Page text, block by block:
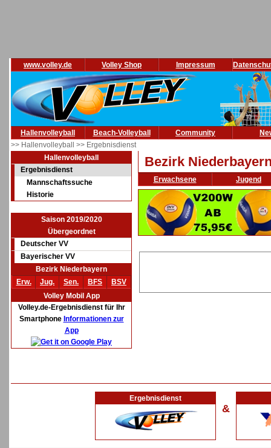
www.volley.de Volley Shop Impressum
Hallenvolleyball Beach-Volleyball Community
>> Hallenvolleyball >> Ergebnisdienst
Hallenvolleyball
Ergebnisdienst
Mannschaftssuche
Historie
Saison 2019/2020
Übergeordnet
Deutscher VV
Bayerischer VV
Bezirk Niederbayern
Erw.
Jug. Sen. BFS
BSV
Volley Mobil App
Volley.de-Ergebnisdienst für Ihr
Smartphone Informationen zur
App
Bezirk
Erwachsene Jugend
Ergebnisdienst
&